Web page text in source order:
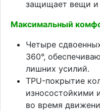
защищает вещи и
Максимальный
Четыре
360°,
лишних усилий.
TPU-покрытие
износостойкими
во время